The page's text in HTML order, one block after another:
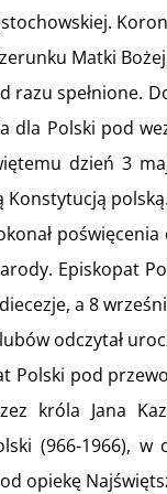
Matki
razu spełnione.
Polski pod
dzień 3
Konstytucją polską.
Episkopat
a 8
odczytał
Polski pod
króla Jana
(966-1966), w
opiekę